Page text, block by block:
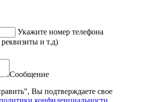
Укажите номер телефона
и т.д)
Сообщение
Вы подтверждаете свое